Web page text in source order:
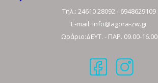
Τηλ.: 24610 28092- 6948629109
E-mail: info@agora-zw.gr
Ωράριο:ΔΕΥΤ. - ΠΑΡ. 09.00-16.00